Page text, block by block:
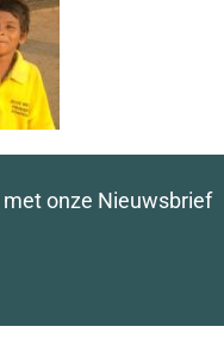
onze Nieuwsbrief